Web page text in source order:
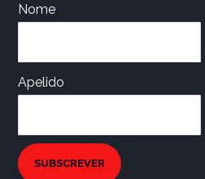
Nome
Apelido
SUBSCREVER